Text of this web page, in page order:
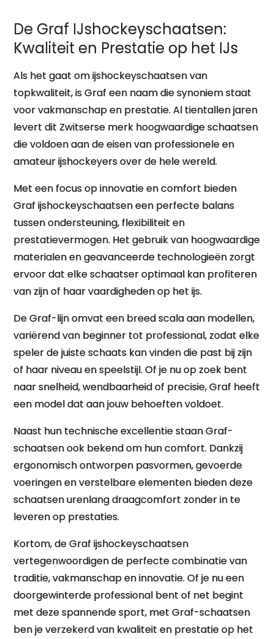
De Graf IJshockeyschaatsen:
Kwaliteit en Prestatie op het IJs
Als het gaat om ijshockeyschaatsen van
topkwaliteit, is Graf een naam die synoniem staat
voor vakmanschap en prestatie. Al tientallen jaren
levert dit Zwitserse merk hoogwaardige schaatsen
die voldoen aan de eisen van professionele en
amateur ijshockeyers over de hele wereld.
Met een focus op innovatie en comfort bieden
Graf ijshockeyschaatsen een perfecte balans
tussen ondersteuning, flexibiliteit en
prestatievermogen. Het gebruik van hoogwaardige
materialen en geavanceerde technologieën zorgt
ervoor dat elke schaatser optimaal kan profiteren
van zijn of haar vaardigheden op het ijs.
De Graf-lijn omvat een breed scala aan modellen,
variërend van beginner tot professional, zodat elke
speler de juiste schaats kan vinden die past bij zijn
of haar niveau en speelstijl. Of je nu op zoek bent
naar snelheid, wendbaarheid of precisie, Graf heeft
een model dat aan jouw behoeften voldoet.
Naast hun technische excellentie staan Graf-
schaatsen ook bekend om hun comfort. Dankzij
ergonomisch ontworpen pasvormen, gevoerde
voeringen en verstelbare elementen bieden deze
schaatsen urenlang draagcomfort zonder in te
leveren op prestaties.
Kortom, de Graf ijshockeyschaatsen
vertegenwoordigen de perfecte combinatie van
traditie, vakmanschap en innovatie. Of je nu een
doorgewinterde professional bent of net begint
met deze spannende sport, met Graf-schaatsen
ben je verzekerd van kwaliteit en prestatie op het